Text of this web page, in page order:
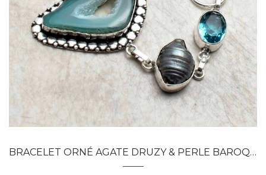
Dans mon panier
APERÇU RAPIDE
BRACELET ORNÉ AGATE DRUZY & PERLE BAROQUE...